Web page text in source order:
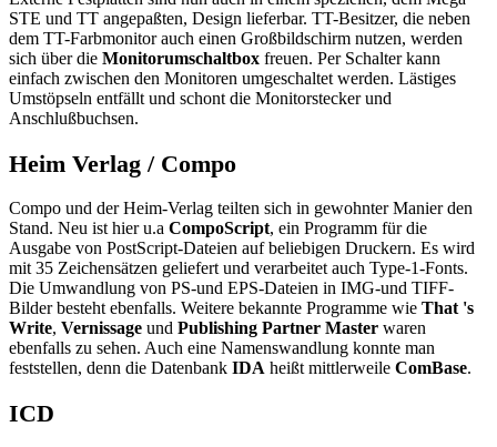
STE und TT angepaßten, Design lieferbar. TT-Besitzer, die neben
dem TT-Farbmonitor auch einen Großbildschirm nutzen, werden
sich über die Monitorumschaltbox freuen. Per Schalter kann
einfach zwischen den Monitoren umgeschaltet werden. Lästiges
Umstöpseln entfällt und schont die Monitorstecker und
Anschlußbuchsen.
Heim Verlag / Compo
Compo und der Heim-Verlag teilten sich in gewohnter Manier den
Stand. Neu ist hier u.a CompoScript, ein Programm für die
Ausgabe von PostScript-Dateien auf beliebigen Druckern. Es wird
mit 35 Zeichensätzen geliefert und verarbeitet auch Type-1-Fonts.
Die Umwandlung von PS-und EPS-Dateien in IMG-und TIFF-
Bilder besteht ebenfalls. Weitere bekannte Programme wie That 's
Write, Vernissage und Publishing Partner Master waren
ebenfalls zu sehen. Auch eine Namenswandlung konnte man
feststellen, denn die Datenbank IDA heißt mittlerweile ComBase.
ICD